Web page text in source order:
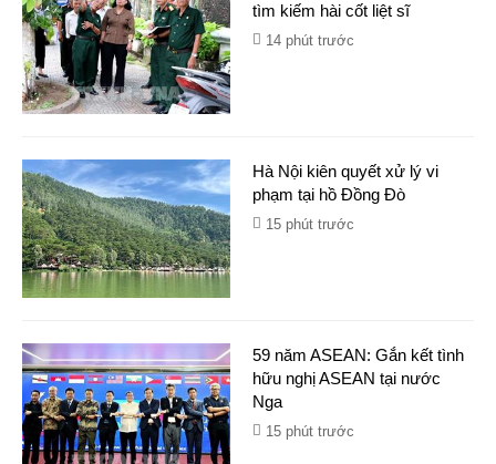
tìm kiếm hài cốt liệt sĩ
14 phút trước
Hà Nội kiên quyết xử lý vi
phạm tại hồ Đồng Đò
15 phút trước
59 năm ASEAN: Gắn kết tình
hữu nghị ASEAN tại nước
Nga
15 phút trước